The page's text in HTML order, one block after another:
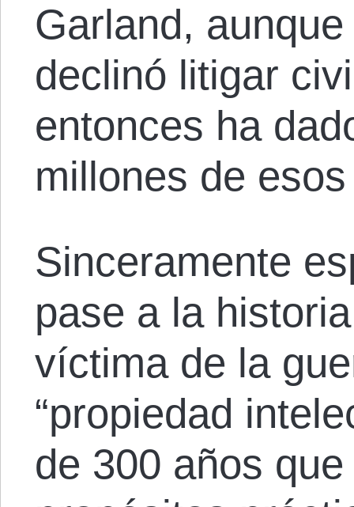
Garland,
declinó litigar
entonces ha
millones de
Sinceramente
pase a la
víctima de la
“propiedad
de 300 años